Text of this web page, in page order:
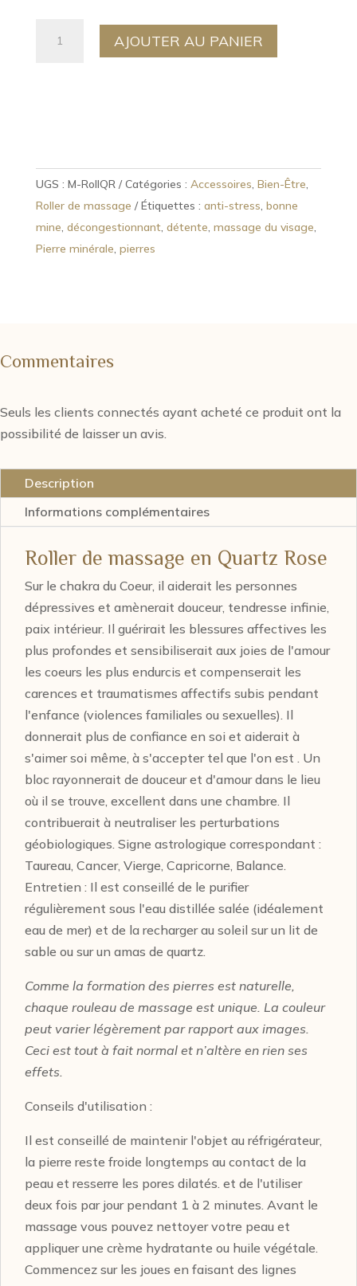
Rose
AJOUTER AU PANIER
UGS : M-RollQR Catégories : Accessoires, Bien-Être,
Roller de massage
Étiquettes : anti-stress, bonne
mine, décongestionnant, détente, massage du visage,
Pierre minérale, pierres
Commentaires
Seuls les clients connectés ayant acheté ce produit ont la
possibilité de laisser un avis.
Description
Informations complémentaires
Roller de massage en Quartz Rose
Sur le chakra du Coeur, il aiderait les personnes
dépressives et amènerait douceur, tendresse infinie,
paix intérieur. Il guérirait les blessures affectives les
plus profondes et sensibiliserait aux joies de l'amour
les coeurs les plus endurcis et compenserait les
carences et traumatismes affectifs subis pendant
l'enfance (violences familiales ou sexuelles). Il
donnerait plus de confiance en soi et aiderait à
s'aimer soi même, à s'accepter tel que l'on est . Un
bloc rayonnerait de douceur et d'amour dans le lieu
où il se trouve, excellent dans une chambre. Il
contribuerait à neutraliser les perturbations
géobiologiques. Signe astrologique correspondant :
Taureau, Cancer, Vierge, Capricorne, Balance.
Entretien : Il est conseillé de le purifier
régulièrement sous l'eau distillée salée (idéalement
eau de mer) et de la recharger au soleil sur un lit de
sable ou sur un amas de quartz.
Comme la formation des pierres est naturelle,
chaque rouleau de massage est unique. La couleur
peut varier légèrement par rapport aux images.
Ceci est tout à fait normal et n’altère en rien ses
effets.
Conseils d'utilisation :
Il est conseillé de maintenir l'objet au réfrigérateur,
la pierre reste froide longtemps au contact de la
peau et resserre les pores dilatés. et de l'utiliser
deux fois par jour pendant 1 à 2 minutes. Avant le
massage vous pouvez nettoyer votre peau et
appliquer une crème hydratante ou huile végétale.
Commencez sur les joues en faisant des lignes